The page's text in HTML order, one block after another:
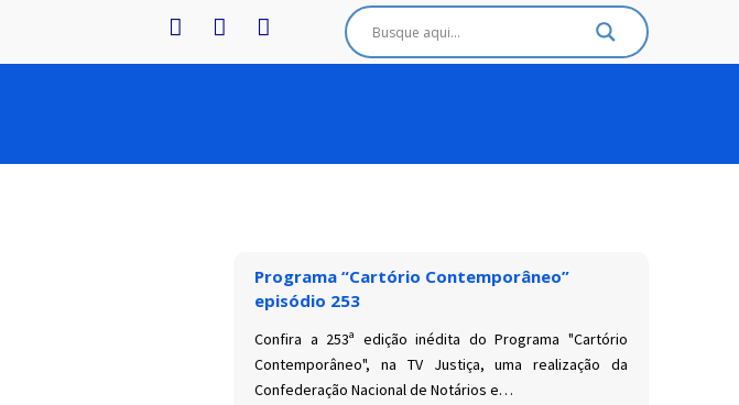
Programa “Cartório Contemporâneo”
episódio 253
Confira a 253ª edição inédita do Programa "Cartório
Contemporâneo", na TV Justiça, uma realização da
Confederação Nacional de Notários e…